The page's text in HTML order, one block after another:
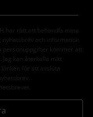
har rätt att behandla mina
och information
personuppgifter kommer att
. Jag kan återkalla mitt
för att avsluta